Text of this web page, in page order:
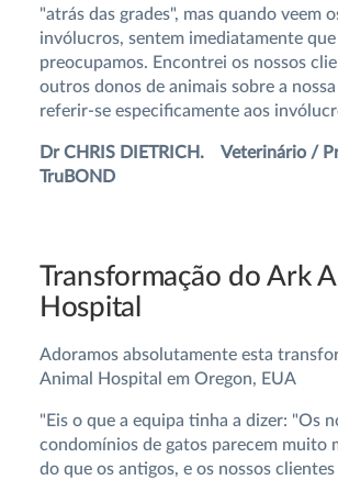
"atrás das grades", mas quando veem
invólucros, sentem imediatamente
preocupamos. Encontrei os nossos
outros donos de animais sobre a
referir-se especificamente aos
Dr CHRIS DIETRICH. Veterinário /
TruBOND
Transformação do Ark
Hospital
Adoramos absolutamente esta
Animal Hospital em Oregon, EUA
"Eis o que a equipa tinha a dizer: "Os
condomínios de gatos parecem muito
do que os antigos, e os nossos clientes